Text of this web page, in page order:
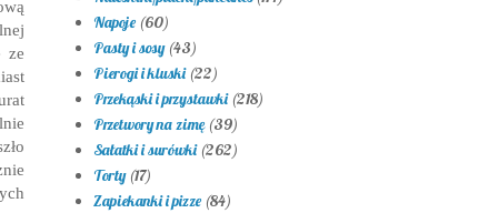
ze
Napoje (60)
Pasty i sosy (43)
Pierogi i kluski (22)
Przekąski i przystawki (218)
Przetwory na zimę (39)
Sałatki i surówki (262)
Torty (17)
Zapiekanki i pizze (84)